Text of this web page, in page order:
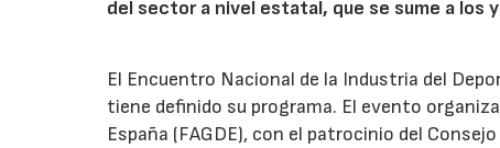
del sector a nivel estatal, que se sume a los
El Encuentro Nacional de la Industria del
tiene definido su programa. El evento
España (FAGDE), con el patrocinio del